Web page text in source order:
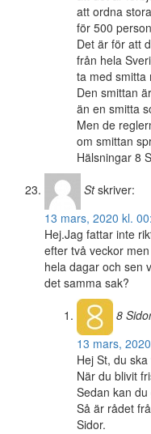
att ordna
för 500
Det är för att
från hela
ta med smitta
Den smittan
än en smitta
Men de
om smittan
Hälsningar 8
St skriver:
13 mars, 2020 kl.
Hej.Jag fattar inte
efter två veckor
hela dagar och sen
det samma sak?
8
13 mars,
Hej St, du
När du blivit
Sedan kan
Så är rådet
Sidor.